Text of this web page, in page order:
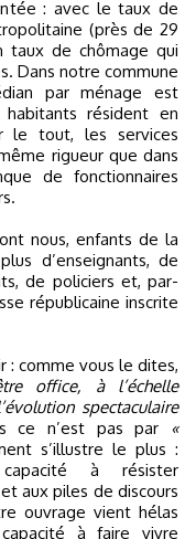
: avec le taux de
(près de 29
taux de chômage qui
Dans notre commune
par ménage est
résident en
le tout, les services
rigueur que dans
de fonctionnaires
nous, enfants de la
d’enseignants, de
de policiers et, par-
républicaine inscrite
: comme vous le dites,
office, à l’échelle
spectaculaire
ce n’est pas par
«
s’illustre le plus :
à résister
aux piles de discours
ouvrage vient hélas
à faire vivre